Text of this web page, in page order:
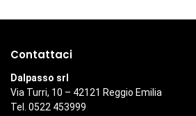
Contattaci
Dalpasso srl
Via Turri, 10 – 42121 Reggio Emilia
Tel. 0522 453999